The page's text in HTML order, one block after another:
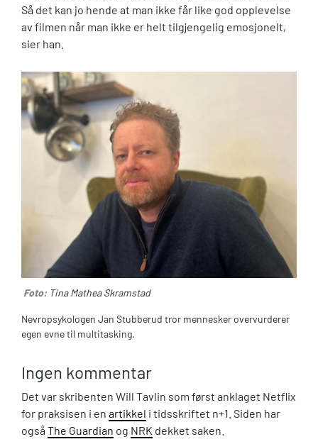
Så det kan jo hende at man ikke får like god opplevelse
av filmen når man ikke er helt tilgjengelig emosjonelt,
sier han.
Foto: Tina Mathea Skramstad
Nevropsykologen Jan Stubberud tror mennesker overvurderer
egen evne til multitasking.
Ingen kommentar
Det var skribenten Will Tavlin som først anklaget Netflix
for praksisen i en artikkel i tidsskriftet n+1. Siden har
også The Guardian og NRK dekket saken.